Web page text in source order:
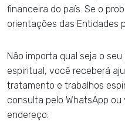
financeira do país. Se o
orientações das Entidades
Não importa qual seja o
espiritual, você receberá
tratamento e trabalhos
consulta pelo WhatsApp
endereço: